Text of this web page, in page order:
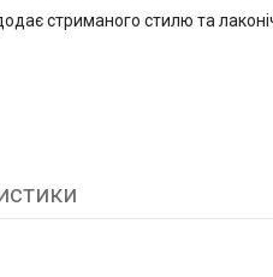
стриманого стилю та